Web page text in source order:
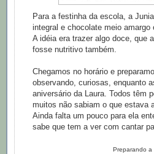
Para a festinha da escola, a
integral e chocolate meio
A idéia era trazer algo doce, que
fosse nutritivo também.
Chegamos no horário e
observando, curiosas, enquanto
aniversário da Laura. Todos têm
muitos não sabiam o que estava
Ainda falta um pouco para ela
sabe que tem a ver com cantar
Preparando